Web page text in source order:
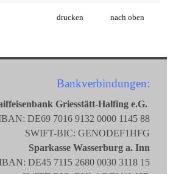
drucken nach oben
Bankverbindungen:
Griesstätt-Halfing e.G.
DE69 7016 9132 0000 1145 88
SWIFT-BIC: GENODEF1HFG
Sparkasse Wasserburg a. Inn
DE45 7115 2680 0030 3118 15